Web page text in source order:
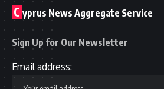
C yprus News Aggregate Service
Sign Up for Our Newsletter
Email address: